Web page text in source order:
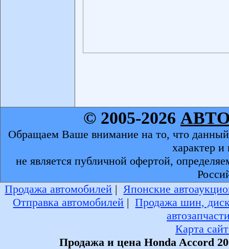
© 2005-2026
Обращаем Ваше внимание на то, что
характер
не является публичной офертой,
Продажа автомобилей | Японские
Отправка автомобилей |Продажа шин,
Карта
Продажа и цена Honda Accord